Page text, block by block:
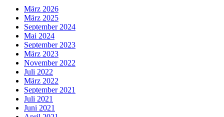
März 2026
März 2025
September 2024
Mai 2024
September 2023
März 2023
November 2022
Juli 2022
März 2022
September 2021
Juli 2021
Juni 2021